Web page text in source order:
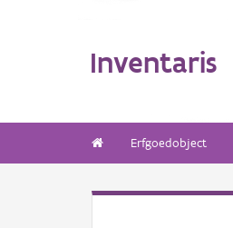
Inventaris
Erfgoedobject